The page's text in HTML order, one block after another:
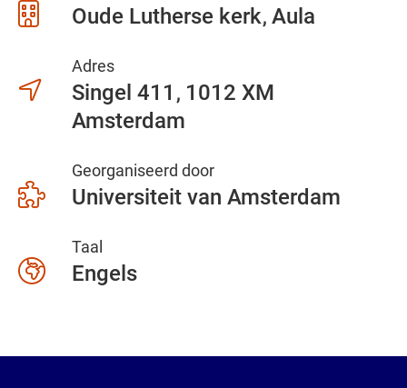
Oude Lutherse kerk Aula
Adres
Singel 411 1012 XM
Amsterdam
Georganiseerd door
Universiteit van Amsterdam
Taal
Engels